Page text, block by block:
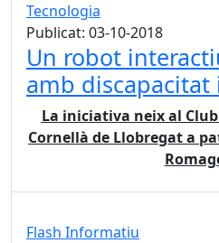
Tecnologia
Publicat: 03-10-2018
Un robot
amb discapacitat
La iniciativa neix al
Cornellà de Llobregat a
Flash Informatiu